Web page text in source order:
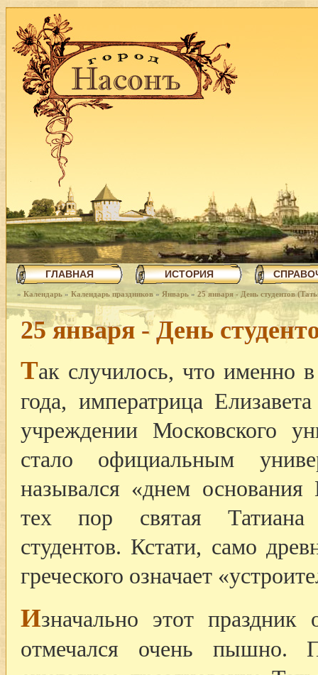
ГЛАВНАЯ ИСТОРИЯ
» Календарь » Календарь праздников » Январь » 25 января - День студентов
25 января - День
Так случилось, что именно
года, императрица
учреждении Московского
стало официальным
назывался «днем основания
тех пор святая Татиана
студентов. Кстати, само
греческого означает
Изначально этот
отмечался очень пышно.